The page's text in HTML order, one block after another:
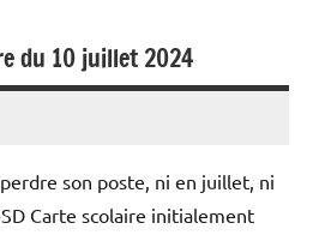
du 10 juillet 2024
son poste, ni en juillet, ni
Carte scolaire initialement